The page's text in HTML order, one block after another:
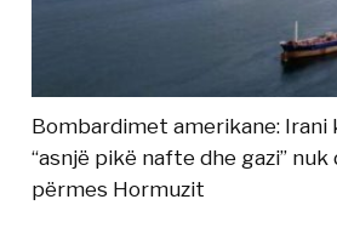
Bombardimet amerikane: Irani
“asnjë pikë nafte dhe gazi”
përmes Hormuzit